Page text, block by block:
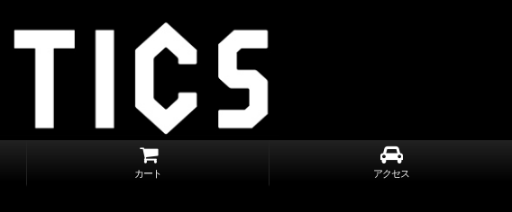
カート アクセス